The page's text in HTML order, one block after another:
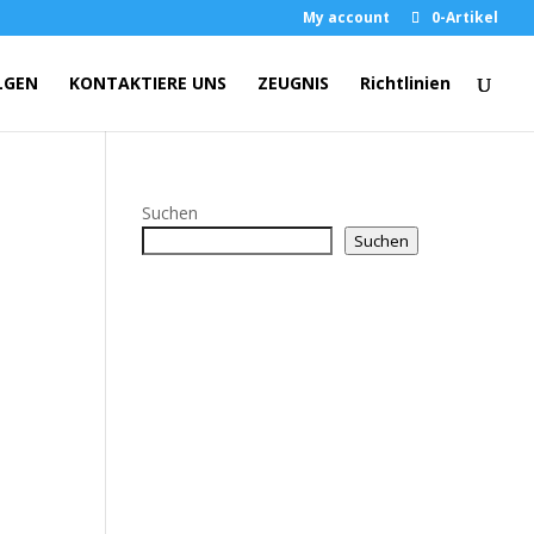
My account 0-Artikel
KONTAKTIERE UNS ZEUGNIS Richtlinien
Suchen
Suchen